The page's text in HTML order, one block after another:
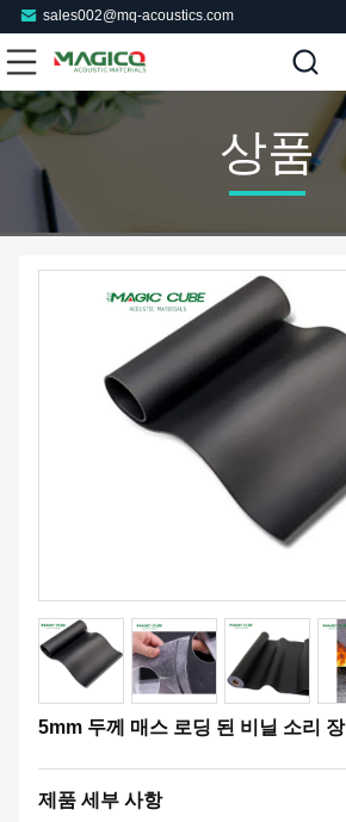
sales002@mq-acoustics.com
상품
5mm 두께 매스 로딩 된 비닐 소리 장
제품 세부 사항